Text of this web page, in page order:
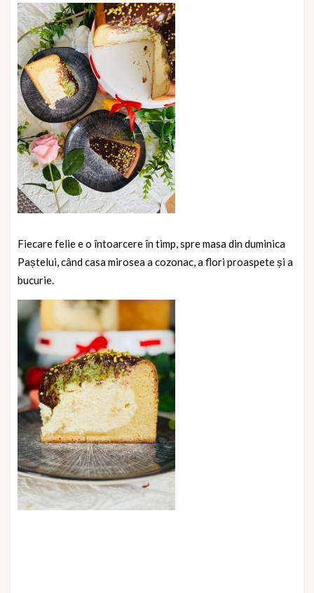
Fiecare felie e o întoarcere în timp, spre masa din duminica
Paștelui, când casa mirosea a cozonac, a flori proaspete și a
bucurie.